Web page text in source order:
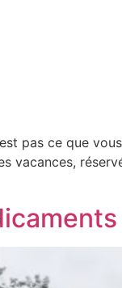
pas ce que
vacances,